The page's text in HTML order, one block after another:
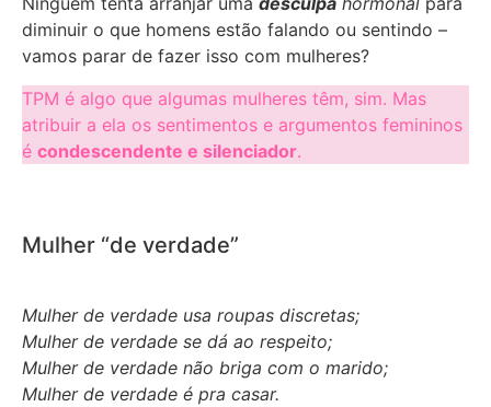
diminuir o que homens estão falando ou sentindo –
vamos parar de fazer isso com mulheres?
TPM é algo que algumas mulheres têm, sim. Mas
atribuir a ela os sentimentos e argumentos femininos
é condescendente e silenciador.
Mulher “de verdade”
Mulher de verdade usa roupas discretas;
Mulher de verdade se dá ao respeito;
Mulher de verdade não briga com o marido;
Mulher de verdade é pra casar.